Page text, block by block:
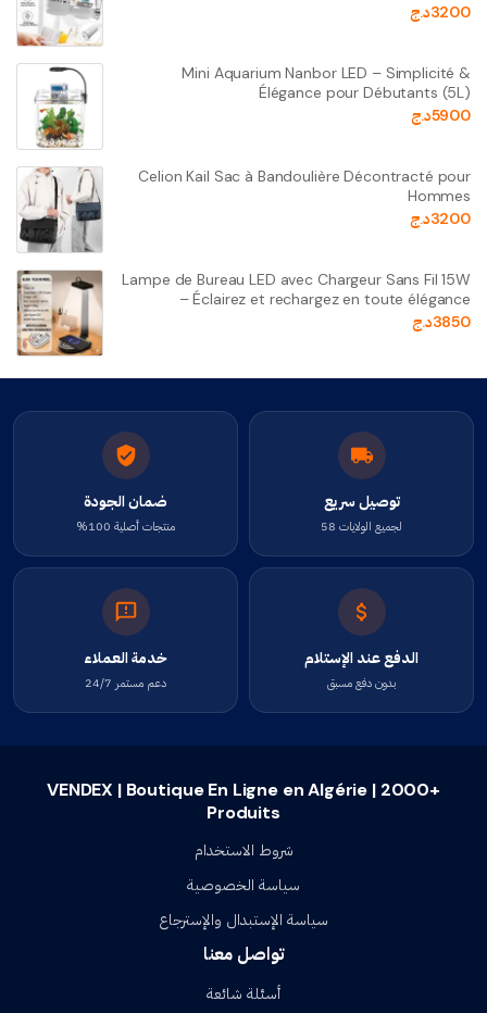
3200د.ج
Mini Aquarium Nanbor LED – Simplicité &
Élégance pour Débutants (5L)
5900د.ج
Celion Kail Sac à Bandoulière Décontracté pour
Hommes
3200د.ج
Lampe de Bureau LED avec Chargeur Sans Fil 15W
– Éclairez et rechargez en toute élégance
3850د.ج
توصيل سريع
لجميع الولايات 58
ضمان الجودة
منتجات أصلية 100%
الدفع عند الإستلام
بدون دفع مسبق
خدمة العملاء
دعم مستمر 24/7
VENDEX | Boutique En Ligne en Algérie | 2000+
Produits
شروط الاستخدام
سياسة الخصوصية
سياسة الإستبدال والإسترجاع
تواصل معنا
أسئلة شائعة